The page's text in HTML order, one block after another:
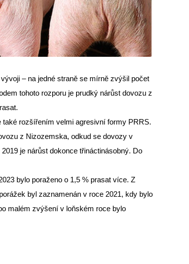
– na jedné straně se mírně zvýšil počet
tohoto rozporu je prudký nárůst dovozu z
také rozšířením velmi agresivní formy PRRS.
z Nizozemska, odkud se dovozy v
je nárůst dokonce třináctinásobný. Do
bylo poraženo o 1,5 % prasat více. Z
byl zaznamenán v roce 2021, kdy bylo
malém zvýšení v loňském roce bylo